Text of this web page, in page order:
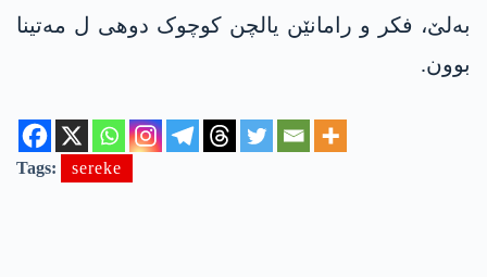
بەلێ، فکر و رامانێن یالچن کوچوک دوھی ل مەتینا
بوون.
Tags: sereke